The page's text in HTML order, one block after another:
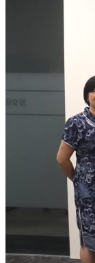
马来西
马来西
中国驻
马来西
马来西
马来西